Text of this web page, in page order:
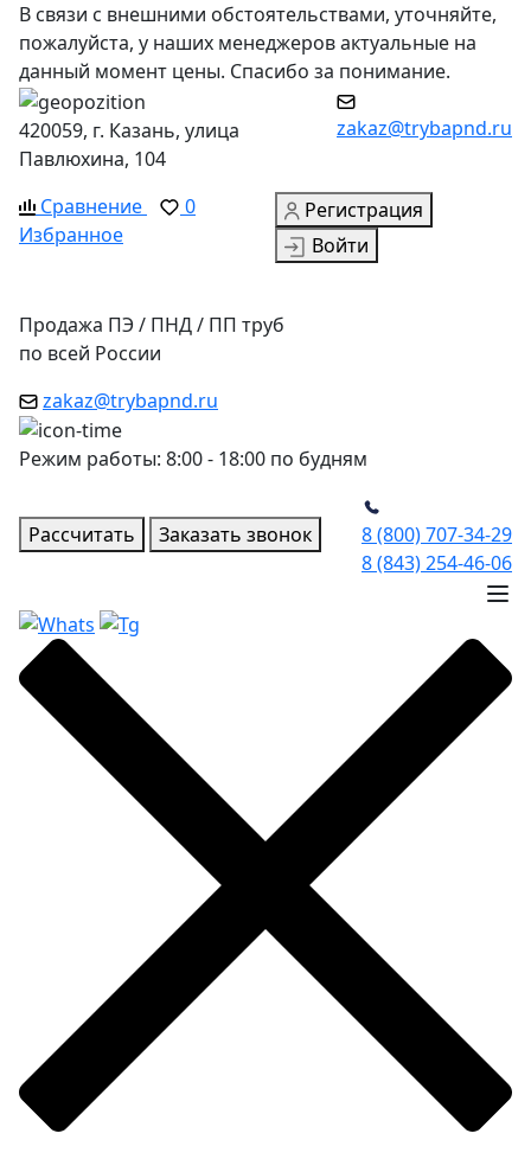
В связи с внешними обстоятельствами, уточняйте,
пожалуйста, у наших менеджеров актуальные на
данный момент цены. Спасибо за понимание.
420059, г. Казань, улица
Павлюхина, 104
zakaz@trybapnd.ru
Сравнение
0
Избранное
Регистрация
Войти
Продажа ПЭ / ПНД / ПП труб
по всей России
zakaz@trybapnd.ru
Режим работы: 8:00 - 18:00 по будням
Рассчитать Заказать звонок
8 (800) 707-34-29
8 (843) 254-46-06